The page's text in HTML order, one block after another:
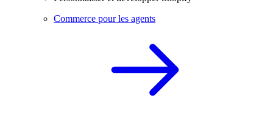
Commerce pour les agents